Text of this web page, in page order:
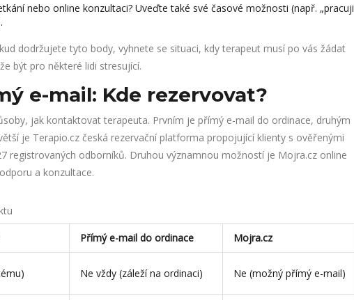
nebo online konzultaci? Uveďte také své časové možnosti (např. „pracuji
dodržujete tyto body, vyhnete se situaci, kdy terapeut musí po vás žádat
být pro některé lidi stresující.
e-mail: Kde rezervovat?
jak kontaktovat terapeuta. Prvním je přímý e-mail do ordinace, druhým
je Terapio.cz česká rezervační platforma propojující klienty s ověřenými
registrovaných odborníků. Druhou významnou možností je Mojra.cz online
a konzultace.
Přímý e-mail do ordinace Mojra.cz
Ne vždy (záleží na ordinaci) Ne (možný přímý e-mail)